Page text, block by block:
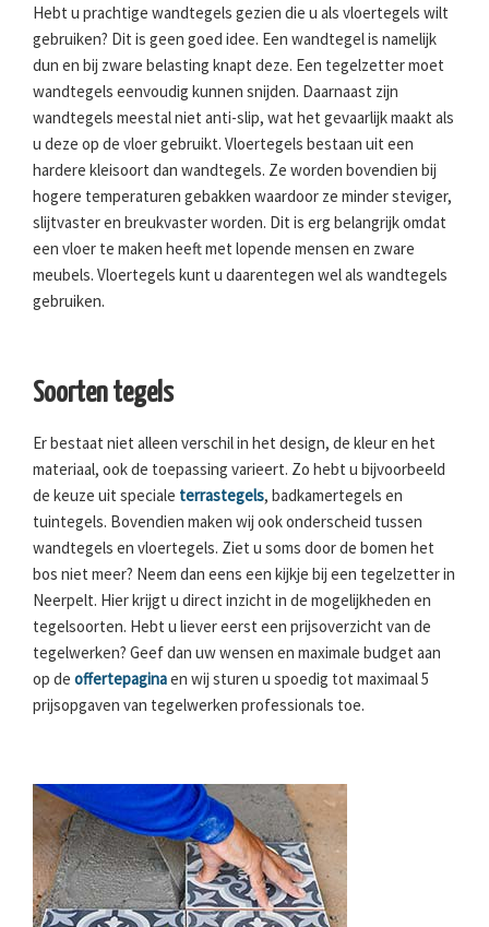
Hebt u prachtige wandtegels gezien die u als vloertegels wilt
gebruiken? Dit is geen goed idee. Een wandtegel is namelijk
dun en bij zware belasting knapt deze. Een tegelzetter moet
wandtegels eenvoudig kunnen snijden. Daarnaast zijn
wandtegels meestal niet anti-slip, wat het gevaarlijk maakt als
u deze op de vloer gebruikt. Vloertegels bestaan uit een
hardere kleisoort dan wandtegels. Ze worden bovendien bij
hogere temperaturen gebakken waardoor ze minder steviger,
slijtvaster en breukvaster worden. Dit is erg belangrijk omdat
een vloer te maken heeft met lopende mensen en zware
meubels. Vloertegels kunt u daarentegen wel als wandtegels
gebruiken.
Soorten tegels
Er bestaat niet alleen verschil in het design, de kleur en het
materiaal, ook de toepassing varieert. Zo hebt u bijvoorbeeld
de keuze uit speciale terrastegels, badkamertegels en
tuintegels. Bovendien maken wij ook onderscheid tussen
wandtegels en vloertegels. Ziet u soms door de bomen het
bos niet meer? Neem dan eens een kijkje bij een tegelzetter in
Neerpelt. Hier krijgt u direct inzicht in de mogelijkheden en
tegelsoorten. Hebt u liever eerst een prijsoverzicht van de
tegelwerken? Geef dan uw wensen en maximale budget aan
op de offertepaginaen wij sturen u spoedig tot maximaal 5
prijsopgaven van tegelwerken professionals toe.